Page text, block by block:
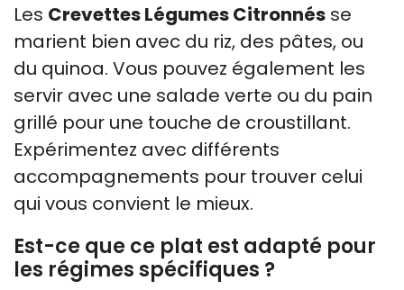
Les Crevettes Légumes Citronnés se
marient bien avec du riz, des pâtes, ou
du quinoa. Vous pouvez également les
servir avec une salade verte ou du pain
grillé pour une touche de croustillant.
Expérimentez avec différents
accompagnements pour trouver celui
qui vous convient le mieux.
Est-ce que ce plat est adapté pour
les régimes spécifiques ?